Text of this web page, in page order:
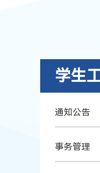
学生
通知公告
事务管理